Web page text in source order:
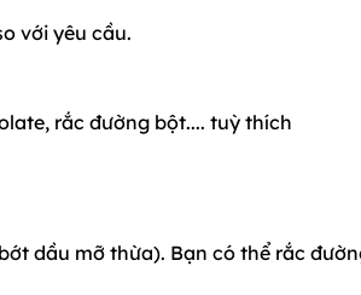
với yêu cầu.
rắc đường bột.... tuỳ thích
dầu mỡ thừa). Bạn có thể rắc